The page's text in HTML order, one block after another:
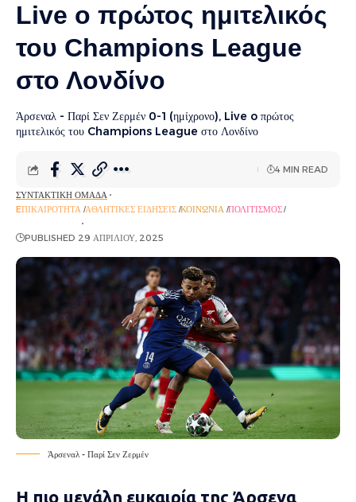
Live o πρώτος ημιτελικός
του Champions League
στο Λονδίνο
Άρσεναλ - Παρί Σεν Ζερμέν 0-1 (ημίχρονο), Live o πρώτος
ημιτελικός του Champions League στο Λονδίνο
ΣΥΝΤΑΚΤΙΚΉ ΟΜΆΔΑ
EΠΙΚΑΙΡΌΤΗΤΑ ΑΘΛΗΤΙΚΈΣ ΕΙΔΉΣΕΙΣ ΚΟΙΝΩΝΊΑ ΠΟΛΙΤΙΣΜΌΣ
PUBLISHED 29 ΑΠΡΙΛΊΟΥ, 2025
4 MIN READ
Άρσεναλ - Παρί Σεν Ζερμέν
Η πιο μεγάλη ευκαιρία της Άρσενα